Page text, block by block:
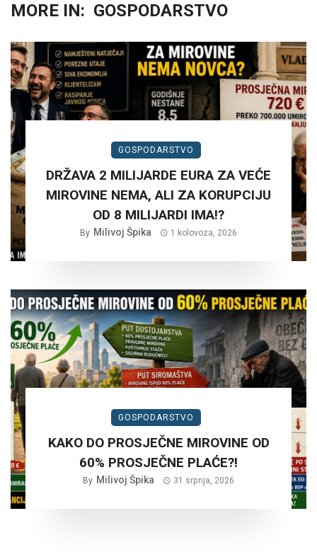
MORE IN: GOSPODARSTVO
GOSPODARSTVO
DRŽAVA 2 MILIJARDE EURA ZA VEĆE
MIROVINE NEMA, ALI ZA KORUPCIJU
OD 8 MILIJARDI IMA!?
By Milivoj Špika 1 kolovoza, 2026
GOSPODARSTVO
KAKO DO PROSJEČNE MIROVINE OD
60% PROSJEČNE PLAĆE?!
By Milivoj Špika 31 srpnja, 2026